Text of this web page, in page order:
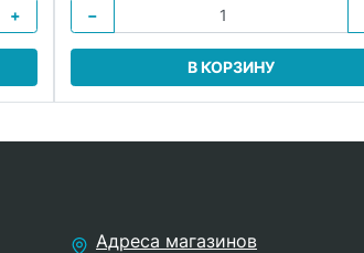
+
−
В КОРЗИНУ
Адреса магазинов